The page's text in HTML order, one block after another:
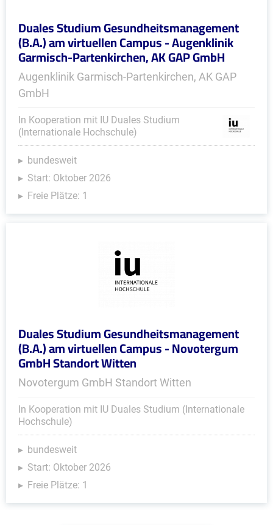
Duales Studium Gesundheitsmanagement
(B.A.) am virtuellen Campus - Augenklinik
Garmisch-Partenkirchen, AK GAP GmbH
Augenklinik Garmisch-Partenkirchen, AK GAP
GmbH
In Kooperation mit IU Duales Studium
(Internationale Hochschule)
bundesweit
Start: Oktober 2026
Freie Plätze: 1
Duales Studium Gesundheitsmanagement
(B.A.) am virtuellen Campus - Novotergum
GmbH Standort Witten
Novotergum GmbH Standort Witten
In Kooperation mit IU Duales Studium (Internationale
Hochschule)
bundesweit
Start: Oktober 2026
Freie Plätze: 1